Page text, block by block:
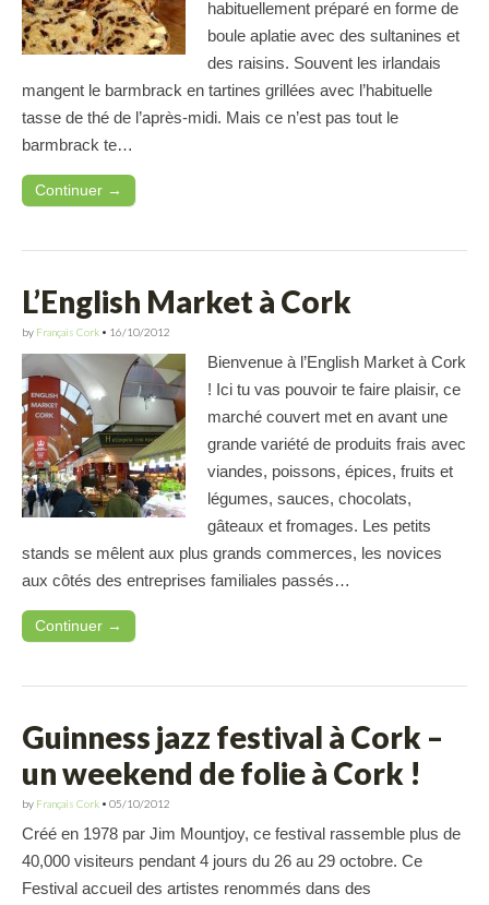
habituellement préparé en forme de
boule aplatie avec des sultanines et
des raisins. Souvent les irlandais
mangent le barmbrack en tartines grillées avec l’habituelle
tasse de thé de l’après-midi. Mais ce n’est pas tout le
barmbrack te…
Continuer →
L’English Market à Cork
by Français Cork • 16/10/2012
Bienvenue à l’English Market à Cork
! Ici tu vas pouvoir te faire plaisir, ce
marché couvert met en avant une
grande variété de produits frais avec
viandes, poissons, épices, fruits et
légumes, sauces, chocolats,
gâteaux et fromages. Les petits
stands se mêlent aux plus grands commerces, les novices
aux côtés des entreprises familiales passés…
Continuer →
Guinness jazz festival à Cork –
un weekend de folie à Cork !
by Français Cork • 05/10/2012
Créé en 1978 par Jim Mountjoy, ce festival rassemble plus de
40,000 visiteurs pendant 4 jours du 26 au 29 octobre. Ce
Festival accueil des artistes renommés dans des